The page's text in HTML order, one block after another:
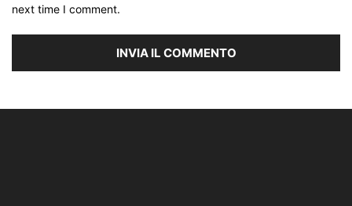
next time I comment.